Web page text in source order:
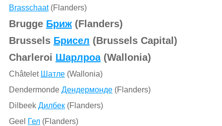
Brasschaat(Flanders)
Brugge Бриж(Flanders)
Brussels Брисел (Brussels Capital)
Charleroi Шарлроа(Wallonia)
Châtelet Шатле(Wallonia)
Dendermonde Дендермонде(Flanders)
Dilbeek Дилбек(Flanders)
Geel Гел(Flanders)